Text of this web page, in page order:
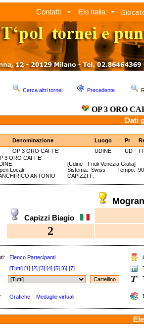
Contatti Elo Italia
Cerca altri tornei Precedente
OP 3 ORO
Dati
Denominazione Luogo Pr
OP 3 ORO CAFFE' UDINE UD
3 ORO CAFFE'
[Udine - Friuli Venezia Giulia]
Locali
Sistema: Swiss Tempo: 90'
ANTONIO CAPIZZI F.
Capizzi Biagio
2
Elenco Partecipanti
[Tutti] [1] [2] [3] [4] [5] [6] [7]
Grafiche Medaglie virtuali